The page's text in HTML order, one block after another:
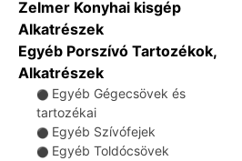
Zelmer Konyhai kisgép
Alkatrészek
Egyéb Porszívó Tartozékok,
Alkatrészek
⚫ Egyéb Gégecsövek és
tartozékai
⚫ Egyéb Szívófejek
⚫ Egyéb Toldócsövek